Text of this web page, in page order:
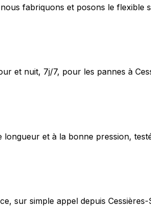
fabriquons et posons le flexible
et nuit, 7j/7, pour les pannes à
et à la bonne pression,
sur simple appel depuis Cessières-